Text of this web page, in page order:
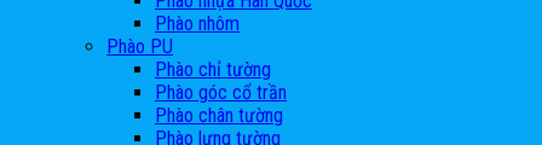
Phào nhôm
Phào PU
Phào chỉ tường
Phào góc cổ trần
Phào chân tường
Phào lưng tường